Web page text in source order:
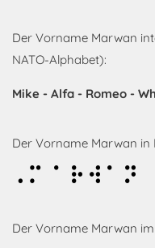
Der Vorname Marwan
NATO-Alphabet):
Mike - Alfa - Romeo -
Der Vorname Marwan in
Marwan
Der Vorname Marwan